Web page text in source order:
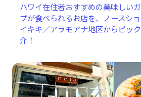
ハワイ在住者おすすめの美味しい
プが食べられるお店を、ノースシ
イキキ／アラモアナ地区からピッ
介！